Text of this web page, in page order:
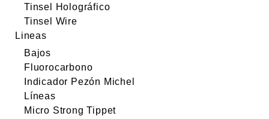
Tinsel Holográfico
Tinsel Wire
Lineas
Bajos
Fluorocarbono
Indicador Pezón Michel
Líneas
Micro Strong Tippet